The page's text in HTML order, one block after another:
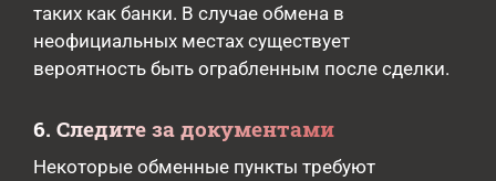
таких как банки. В случае обмена в
неофициальных местах существует
вероятность быть ограбленным после сделки.
6. Следите за документами
Некоторые обменные пункты требуют